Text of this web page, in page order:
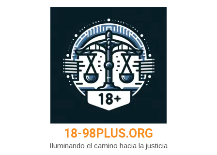
18-98PLUS.ORG
Iluminando el camino hacia la justicia